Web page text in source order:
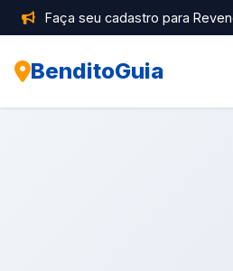
Faça seu cadastro para
BenditoGuia